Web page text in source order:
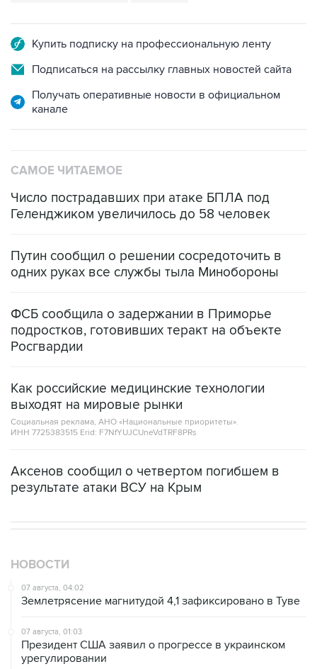
Купить подписку на профессиональную ленту
Подписаться на рассылку главных новостей сайта
Получать оперативные новости в официальном
канале
САМОЕ ЧИТАЕМОЕ
Число пострадавших при атаке БПЛА под
Геленджиком увеличилось до 58 человек
Путин сообщил о решении сосредоточить в
одних руках все службы тыла Минобороны
ФСБ сообщила о задержании в Приморье
подростков, готовивших теракт на объекте
Росгвардии
Как российские медицинские технологии
выходят на мировые рынки
Социальная реклама, АНО «Национальные приоритеты».
ИНН 7725383515 Erid: F7NfYUJCUneVdTRF8PRs
Аксенов сообщил о четвертом погибшем в
результате атаки ВСУ на Крым
НОВОСТИ
07 августа, 04:02
Землетрясение магнитудой 4,1 зафиксировано в Туве
07 августа, 01:03
Президент США заявил о прогрессе в украинском
урегулировании